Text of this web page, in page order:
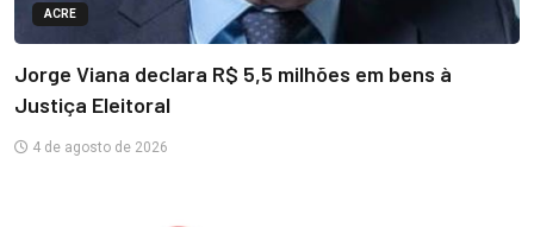
ACRE
Jorge Viana declara R$ 5,5 milhões em bens à
Justiça Eleitoral
4 de agosto de 2026